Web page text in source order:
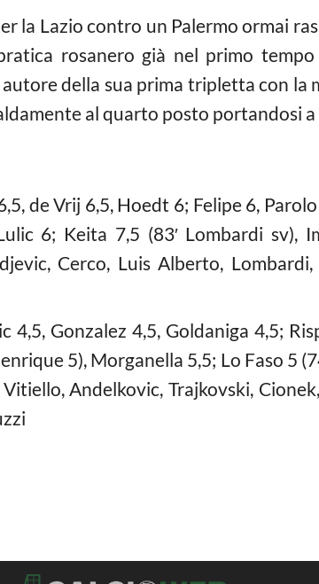
la Lazio contro un Palermo ormai
rosanero già nel primo
della sua prima tripletta con la
al quarto posto portandosi a
de Vrij 6,5, Hoedt 6; Felipe 6,
6; Keita 7,5 (83′ Lombardi sv),
Cerco, Luis Alberto,
4,5, Gonzalez 4,5, Goldaniga 4,5;
5), Morganella 5,5; Lo Faso 5
Andelkovic, Trajkovski,